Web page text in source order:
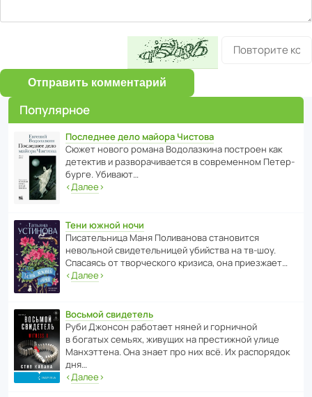
Отправить комментарий
Популярное
Последнее дело майора Чистова
Сюжет нового романа Водо­ла­з­кина пост­роен как
дете­ктив и разво­ра­чи­ва­ется в совре­менном Пете­р­
бурге. Убивают…
‹Далее›
Тени южной ночи
Писа­тель­ница Маня Поли­ва­нова стано­вится
невольной свиде­тель­ницей убийства на тв-шоу.
Спасаясь от твор­че­с­кого кризиса, она приезжает…
‹Далее›
Восьмой свидетель
Руби Джонсон рабо­тает няней и горни­чной
в богатых семьях, живущих на прес­ти­жной улице
Манх­эт­тена. Она знает про них всё. Их распо­рядок
дня…
‹Далее›